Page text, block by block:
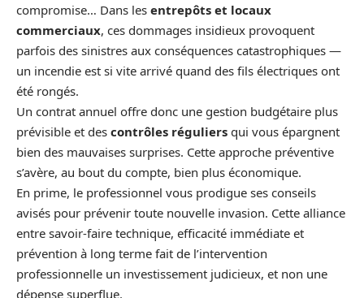
compromise… Dans les entrepôts et locaux
commerciaux, ces dommages insidieux provoquent
parfois des sinistres aux conséquences catastrophiques —
un incendie est si vite arrivé quand des fils électriques ont
été rongés.
Un contrat annuel offre donc une gestion budgétaire plus
prévisible et des contrôles réguliers qui vous épargnent
bien des mauvaises surprises. Cette approche préventive
s’avère, au bout du compte, bien plus économique.
En prime, le professionnel vous prodigue ses conseils
avisés pour prévenir toute nouvelle invasion. Cette alliance
entre savoir-faire technique, efficacité immédiate et
prévention à long terme fait de l’intervention
professionnelle un investissement judicieux, et non une
dépense superflue.